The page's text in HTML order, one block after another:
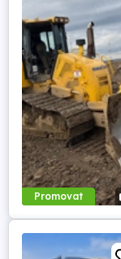
Promovat